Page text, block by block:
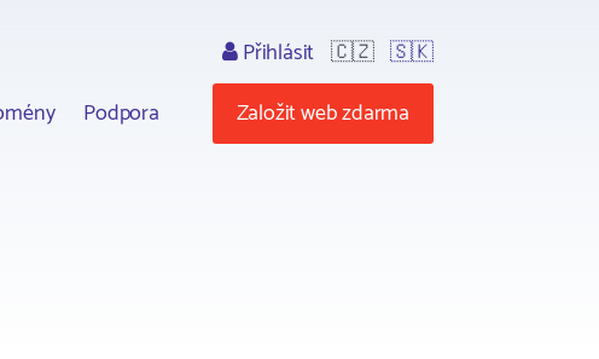
Podpora
Přihlásit 🇨🇿 🇸🇰
Založit web zdarma